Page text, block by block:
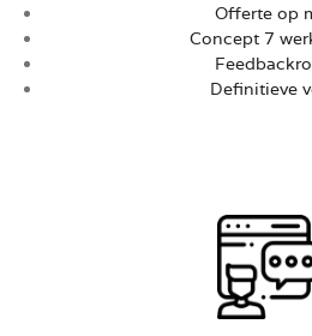
Offerte op
Concept 7
Definitieve